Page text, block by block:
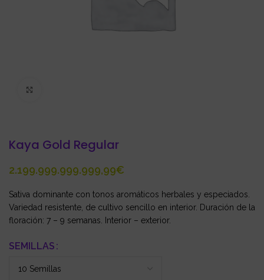
Kaya Gold Regular
€
Sativa dominante con tonos aromáticos herbales y especiados.
Variedad resistente, de cultivo sencillo en interior. Duración de la
floración: 7 – 9 semanas. Interior – exterior.
SEMILLAS